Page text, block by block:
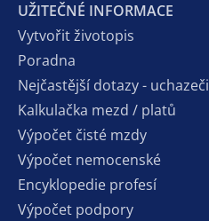
UŽITEČNÉ INFORMACE
Vytvořit životopis
Poradna
Nejčastější dotazy - uchazeči
Kalkulačka mezd / platů
Výpočet čisté mzdy
Výpočet nemocenské
Encyklopedie profesí
Výpočet podpory